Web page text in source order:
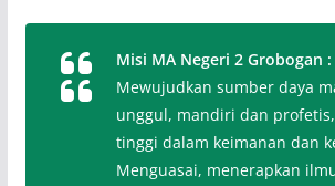
Misi MA Negeri 2 Grobogan :
Mewujudkan sumber daya
unggul, mandiri dan
tinggi dalam keimanan dan
Menguasai, menerapkan